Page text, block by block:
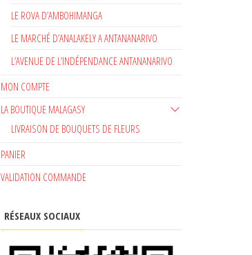
LE ROVA D’AMBOHIMANGA
LE MARCHÉ D’ANALAKELY A ANTANANARIVO
L’AVENUE DE L’INDÉPENDANCE ANTANANARIVO
MON COMPTE
LA BOUTIQUE MALAGASY
LIVRAISON DE BOUQUETS DE FLEURS
PANIER
VALIDATION COMMANDE
RÉSEAUX SOCIAUX